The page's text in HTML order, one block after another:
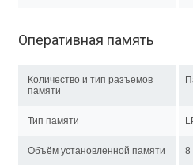
Оперативная память
Количество и тип разъемов
памяти
Тип памяти
Объём установленной памяти